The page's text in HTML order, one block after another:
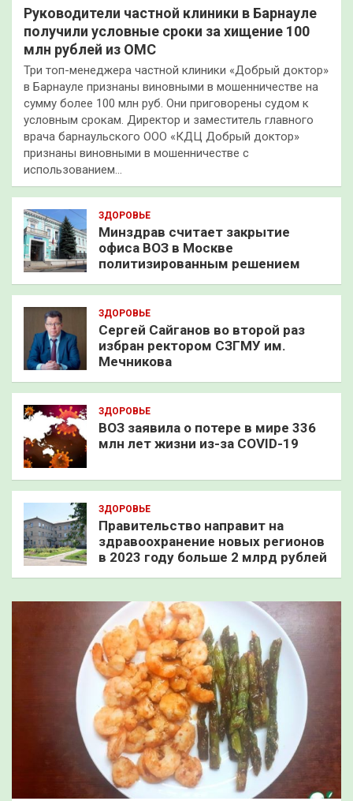
Руководители частной клиники в Барнауле
получили условные сроки за хищение 100
млн рублей из ОМС
Три топ-менеджера частной клиники «Добрый доктор»
в Барнауле признаны виновными в мошенничестве на
сумму более 100 млн руб. Они приговорены судом к
условным срокам. Директор и заместитель главного
врача барнаульского ООО «КДЦ Добрый доктор»
признаны виновными в мошенничестве с
использованием…
ЗДОРОВЬЕ
Минздрав считает закрытие
офиса ВОЗ в Москве
политизированным решением
ЗДОРОВЬЕ
Сергей Сайганов во второй раз
избран ректором СЗГМУ им.
Мечникова
ЗДОРОВЬЕ
ВОЗ заявила о потере в мире 336
млн лет жизни из-за COVID-19
ЗДОРОВЬЕ
Правительство направит на
здравоохранение новых регионов
в 2023 году больше 2 млрд рублей